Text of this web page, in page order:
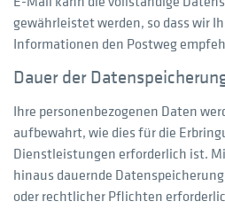
gewährleistet werden, so dass wir
Informationen den Postweg
Dauer der
Ihre personenbezogenen Daten
aufbewahrt, wie dies für die
Dienstleistungen erforderlich ist.
hinaus dauernde
oder rechtlicher Pflichten